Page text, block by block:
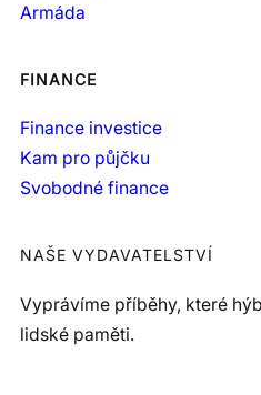
Armáda
FINANCE
Finance investice
Kam pro půjčku
Svobodné finance
NAŠE VYDAVATELSTVÍ
Vyprávíme příběhy, které
lidské paměti.